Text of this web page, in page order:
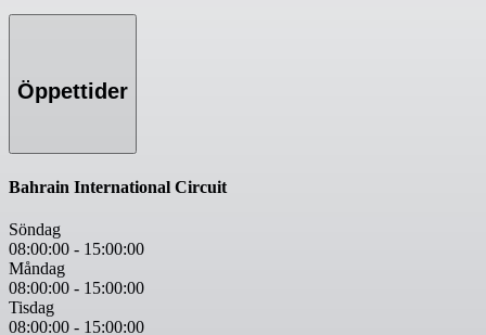
Öppettider
Bahrain International Circuit
Söndag
08:00:00 - 15:00:00
Måndag
08:00:00 - 15:00:00
Tisdag
08:00:00 - 15:00:00